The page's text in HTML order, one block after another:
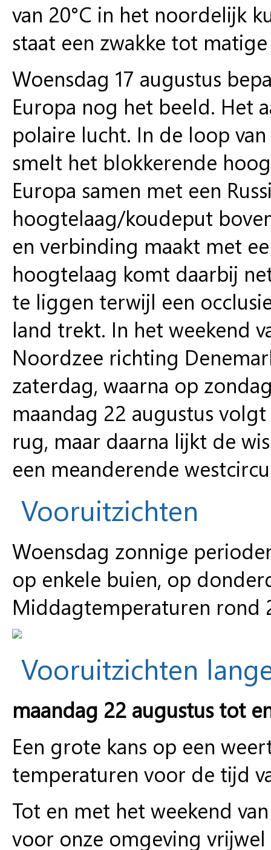
van 20°C in het noordelijk
staat een zwakke tot
Woensdag 17 augustus
Europa nog het beeld. Het
polaire lucht. In de loop
smelt het blokkerende
Europa samen met een
hoogtelaag/koudeput
en verbinding maakt met
hoogtelaag komt daarbij
te liggen terwijl een
land trekt. In het weekend
Noordzee richting
zaterdag, waarna op
maandag 22 augustus
rug, maar daarna lijkt de
een meanderende
Vooruitzichten
Woensdag zonnige
op enkele buien, op
Middagtemperaturen rond
Vooruitzichten
maandag 22 augustus tot
Een grote kans op een
temperaturen voor de tijd
Tot en met het weekend
voor onze omgeving